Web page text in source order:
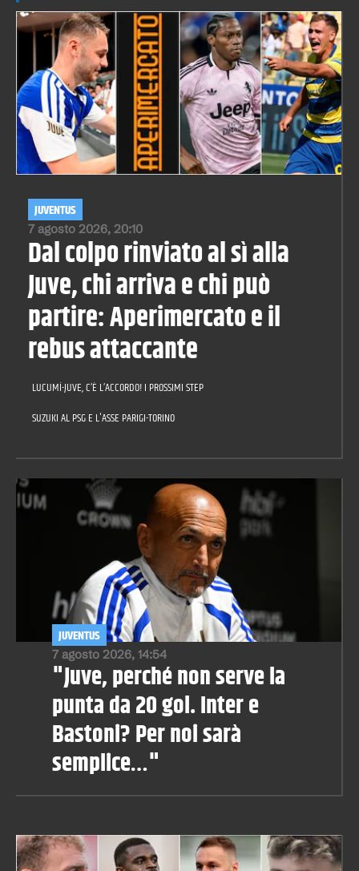
7 agosto 2026, 20:10
JUVENTUS
Dal colpo rinviato al sì alla
Juve, chi arriva e chi può
partire: Aperimercato e il
rebus attaccante
LUCUMÍ-JUVE, C’È L’ACCORDO! I PROSSIMI STEP
SUZUKI AL PSG E L'ASSE PARIGI-TORINO
7 agosto 2026, 14:54
JUVENTUS
"Juve, perché non serve la
punta da 20 gol. Inter e
Bastoni? Per noi sarà
semplice…"